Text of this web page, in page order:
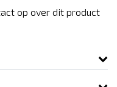
op over dit product